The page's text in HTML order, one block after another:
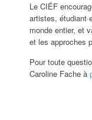
Le CIÉF
artistes,
monde entier, et
et les approches
Pour toute
Caroline Fache à